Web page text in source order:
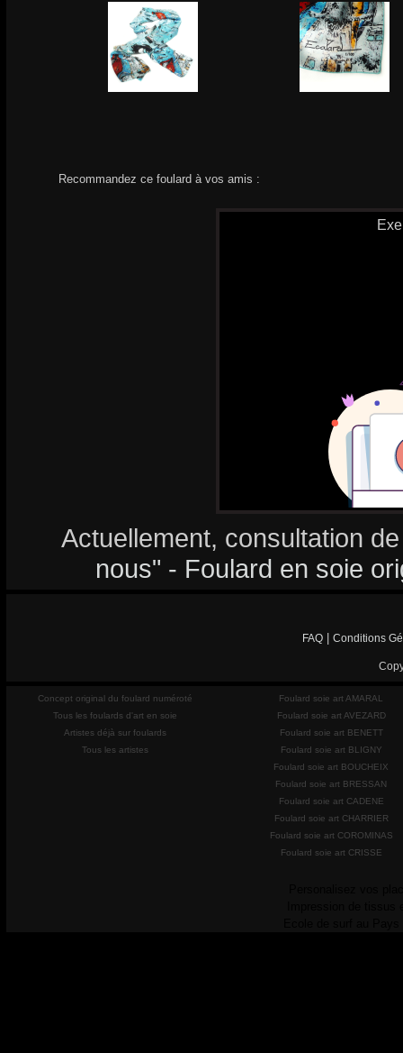
Recommandez ce foulard à vos amis :
Actuellement, consultation
nous" - Foulard en soie
FAQ Conditions
Concept original du foulard numéroté
Tous les foulards d'art en soie
Artistes déjà sur foulards
Tous les artistes
Foulard soie art AMARAL
Foulard soie art AVEZARD
Foulard soie art BENETT
Foulard soie art BLIGNY
Foulard soie art BOUCHEIX
Foulard soie art BRESSAN
Foulard soie art CADENE
Foulard soie art CHARRIER
Foulard soie art COROMINAS
Foulard soie art CRISSE